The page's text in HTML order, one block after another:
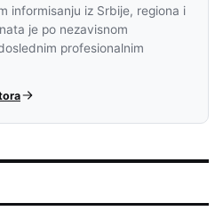
informisanju iz Srbije, regiona i
je po nezavisnom
profesionalnim